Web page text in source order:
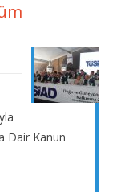
Dair Kanun